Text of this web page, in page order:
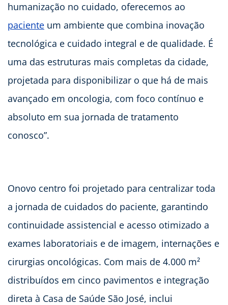
humanização no cuidado, oferecemos ao
paciente um ambiente que combina inovação
tecnológica e cuidado integral e de qualidade. É
uma das estruturas mais completas da cidade,
projetada para disponibilizar o que há de mais
avançado em oncologia, com foco contínuo e
absoluto em sua jornada de tratamento
conosco”.
Onovo centro foi projetado para centralizar toda
a jornada de cuidados do paciente, garantindo
continuidade assistencial e acesso otimizado a
exames laboratoriais e de imagem, internações e
cirurgias oncológicas. Com mais de 4.000 m²
distribuídos em cinco pavimentos e integração
direta à Casa de Saúde São José, inclui